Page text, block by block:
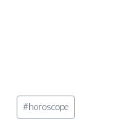
Étiquettes
de
#horoscope